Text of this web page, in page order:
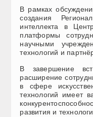
В рамках
создания
интеллекта в
платформы
научными
технологий и
В завершение
расширение
в сфере
технологий имеет
развития и